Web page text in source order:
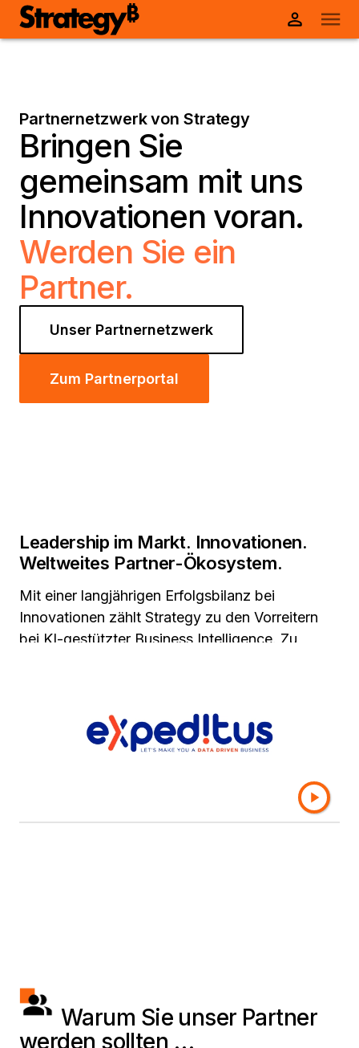
Partnernetzwerk von Strategy
Bringen Sie
gemeinsam mit uns
Innovationen voran.
Werden Sie ein
Partner.
Unser Partnernetzwerk
Zum Partnerportal
Leadership im Markt. Innovationen.
Weltweites Partner-Ökosystem.
Mit einer langjährigen Erfolgsbilanz bei
Innovationen zählt Strategy zu den Vorreitern
bei KI-gestützter Business Intelligence. Zu
gestützten Analytics-Lösungen auf uns
verlassen. Wir sind stolz auf unser weltweites
Warum Sie unser Partner
werden sollten …